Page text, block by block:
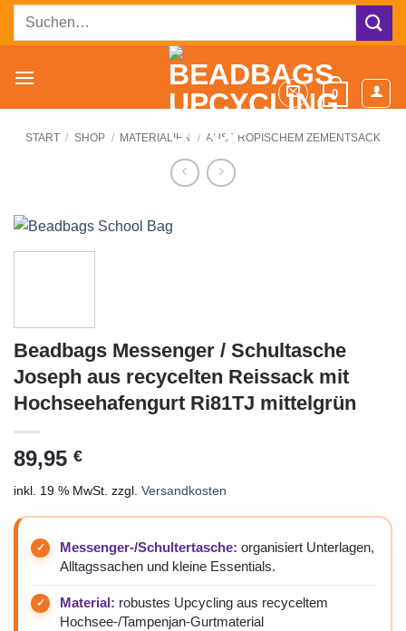
ZumSuchen
0
START / SHOP / MATERIALIEN / AUS TROPISCHEM ZEMENTSACK
Beadbags Messenger / Schultasche
Joseph aus recycelten Reissack mit
Hochseehafengurt Ri81TJ mittelgrün
89,95 €
inkl. 19 % MwSt. zzgl. Versandkosten
Messenger-/Schultertasche: organisiert Unterlagen,
Alltagssachen und kleine Essentials.
Material: robustes Upcycling aus recyceltem
Hochsee-/Tampenjan-Gurtmaterial